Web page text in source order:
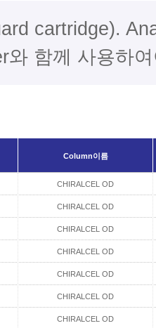
cartridge).
와 함께 사용하
Column이름
CHIRALCEL OD
CHIRALCEL OD
CHIRALCEL OD
CHIRALCEL OD
CHIRALCEL OD
CHIRALCEL OD
CHIRALCEL OD